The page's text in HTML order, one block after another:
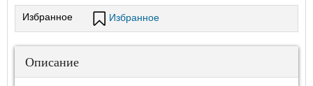
Избранное Избранное
Описание